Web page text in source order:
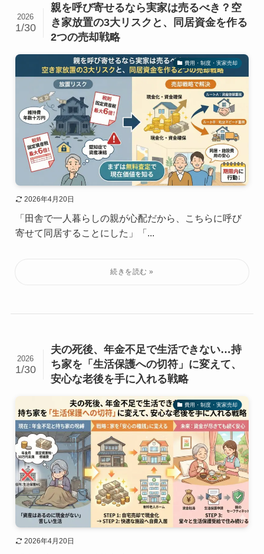
親を呼び寄せるなら実家は売るべき？空
き家放置の3大リスクと、同居資金を作る
2つの売却戦略
2026
1/30
費用・制度・実家売却
2026年4月20日
「田舎で一人暮らしの親が心配だから、こちらに呼び
寄せて同居することにした」「...
夫の死後、年金不足で生活できない…持
ち家を「生活保護への切符」に変えて、
安心な老後を手に入れる戦略
2026
1/30
費用・制度・実家売却
2026年4月20日